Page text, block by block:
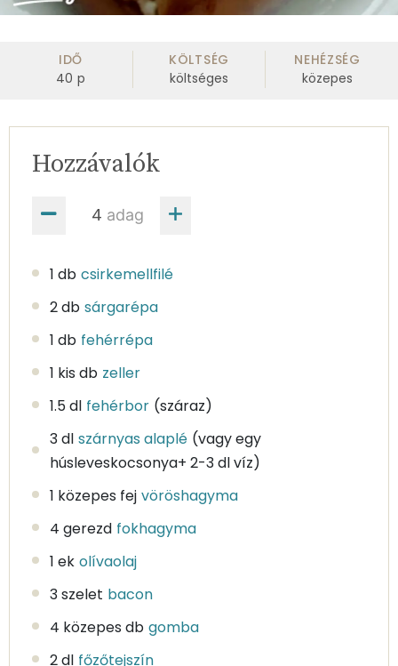
IDŐ
40 p
KÖLTSÉG
költséges
NEHÉZSÉG
közepes
adag
Hozzávalók
1 db csirkemellfilé
2 db sárgarépa
1 db fehérrépa
1 kis db zeller
1.5 dl fehérbor (száraz)
3 dl szárnyas alaplé (vagy egy
húsleveskocsonya+ 2-3 dl víz)
1 közepes fej vöröshagyma
4 gerezd fokhagyma
1 ek olívaolaj
3 szelet bacon
4 közepes db gomba
2 dl főzőtejszín